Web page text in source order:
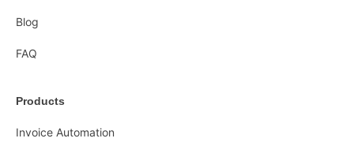
Blog
FAQ
Products
Invoice Automation